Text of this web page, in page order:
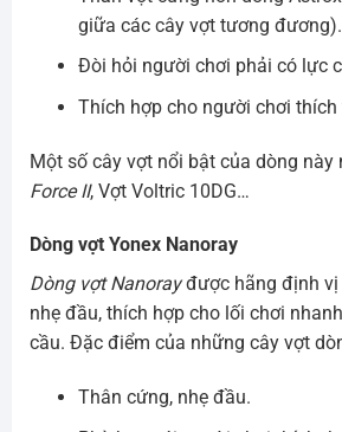
giữa các cây vợt tương đương).
Đòi hỏi người chơi phải có lực
Thích hợp cho người chơi thích
Một số cây vợt nổi bật của dòng này
Force II, Vợt Voltric 10DG…
Dòng vợt Yonex Nanoray
Dòng vợt Nanorayđược hãng định vị
nhẹ đầu, thích hợp cho lối chơi
cầu. Đặc điểm của những cây vợt
Thân cứng, nhẹ đầu.